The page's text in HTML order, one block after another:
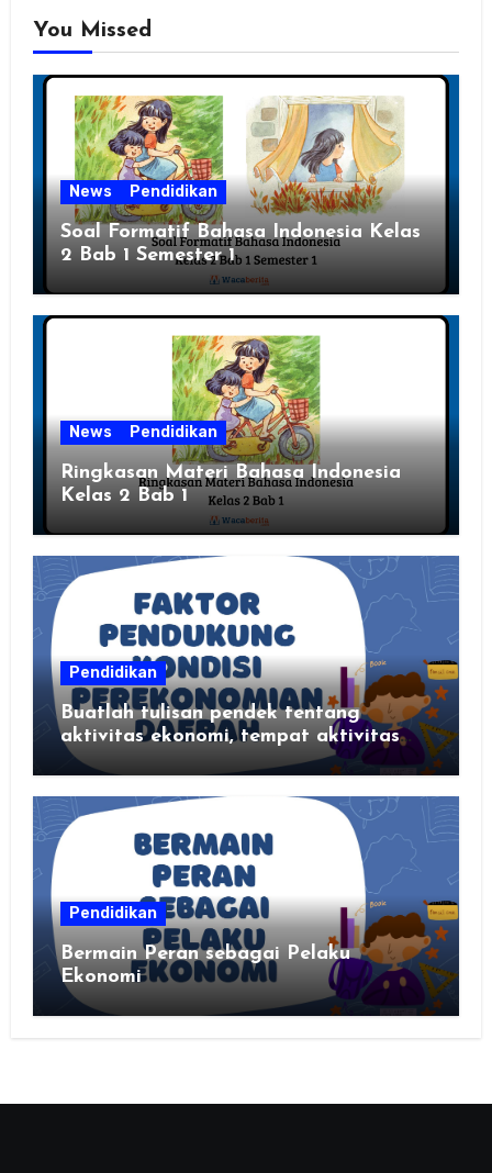
You Missed
News Pendidikan
Soal Formatif Bahasa Indonesia Kelas
2 Bab 1 Semester 1
News Pendidikan
Ringkasan Materi Bahasa Indonesia
Kelas 2 Bab 1
Pendidikan
Buatlah tulisan pendek tentang
aktivitas ekonomi, tempat aktivitas
ekonomi, dan hasil produksi daerah
kalian
Pendidikan
Bermain Peran sebagai Pelaku
Ekonomi